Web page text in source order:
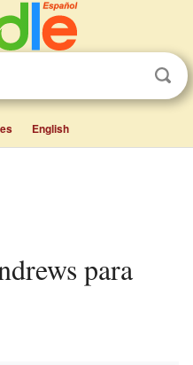
English